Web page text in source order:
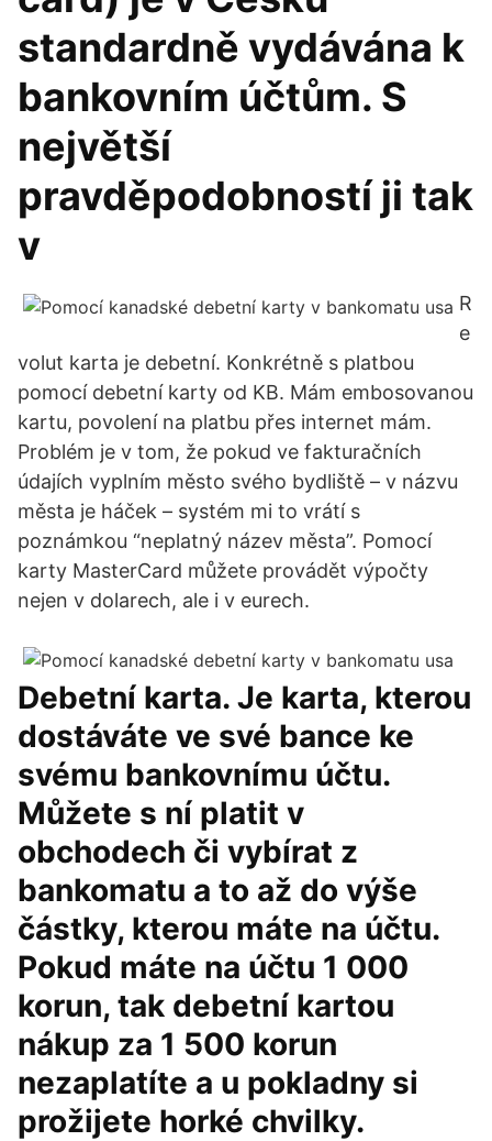
standardně vydávána k
bankovním účtům. S
největší
pravděpodobností ji tak
v
R
e
volut karta je debetní. Konkrétně s platbou
pomocí debetní karty od KB. Mám embosovanou
kartu, povolení na platbu přes internet mám.
Problém je v tom, že pokud ve fakturačních
údajích vyplním město svého bydliště – v názvu
města je háček – systém mi to vrátí s
poznámkou “neplatný název města”. Pomocí
karty MasterCard můžete provádět výpočty
nejen v dolarech, ale i v eurech.
Debetní karta. Je karta, kterou
dostáváte ve své bance ke
svému bankovnímu účtu.
Můžete s ní platit v
obchodech či vybírat z
bankomatu a to až do výše
částky, kterou máte na účtu.
Pokud máte na účtu 1 000
korun, tak debetní kartou
nákup za 1 500 korun
nezaplatíte a u pokladny si
prožijete horké chvilky.